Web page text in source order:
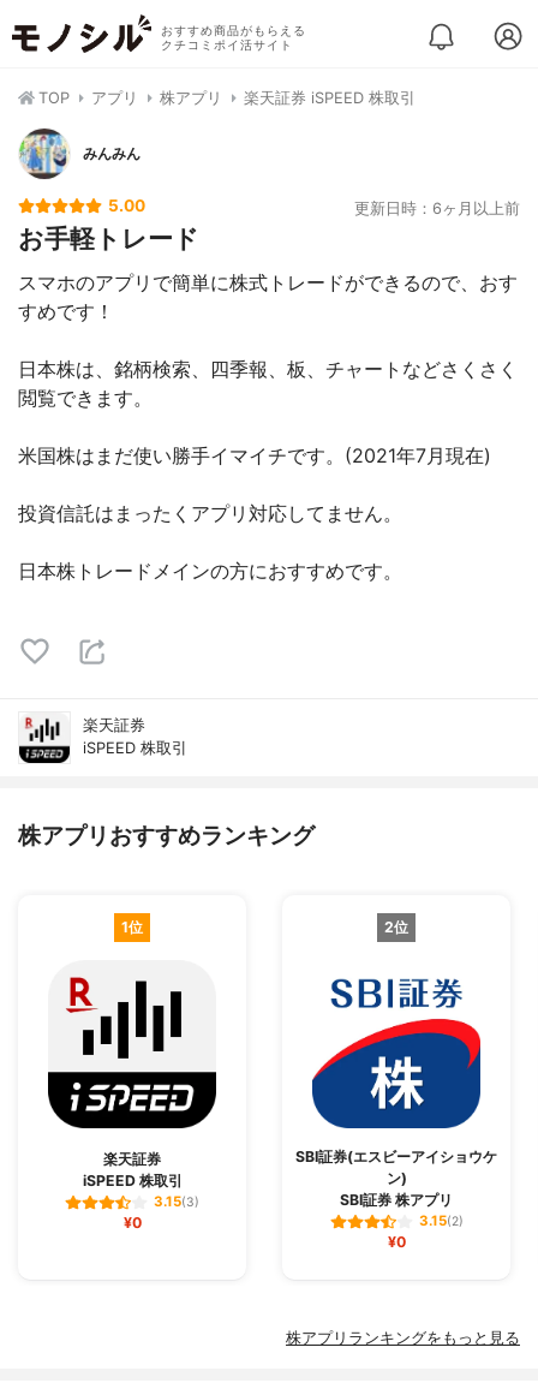
おすすめ商品がもらえる
クチコミポイ活サイト
TOP アプリ 株アプリ 楽天証券 iSPEED 株取引
みんみん
5.00 更新日時：6ヶ月以上前
お手軽トレード
スマホのアプリで簡単に株式トレードができるので、おす
すめです！
日本株は、銘柄検索、四季報、板、チャートなどさくさく
閲覧できます。
米国株はまだ使い勝手イマイチです。(2021年7月現在)
投資信託はまったくアプリ対応してません。
日本株トレードメインの方におすすめです。
楽天証券
iSPEED 株取引
株アプリおすすめランキング
1位
楽天証券
iSPEED 株取引
3.15(3)
¥0
2位
SBI証券(エスビーアイショウケ
ン)
SBI証券 株アプリ
3.15(2)
¥0
株アプリランキングをもっと見る